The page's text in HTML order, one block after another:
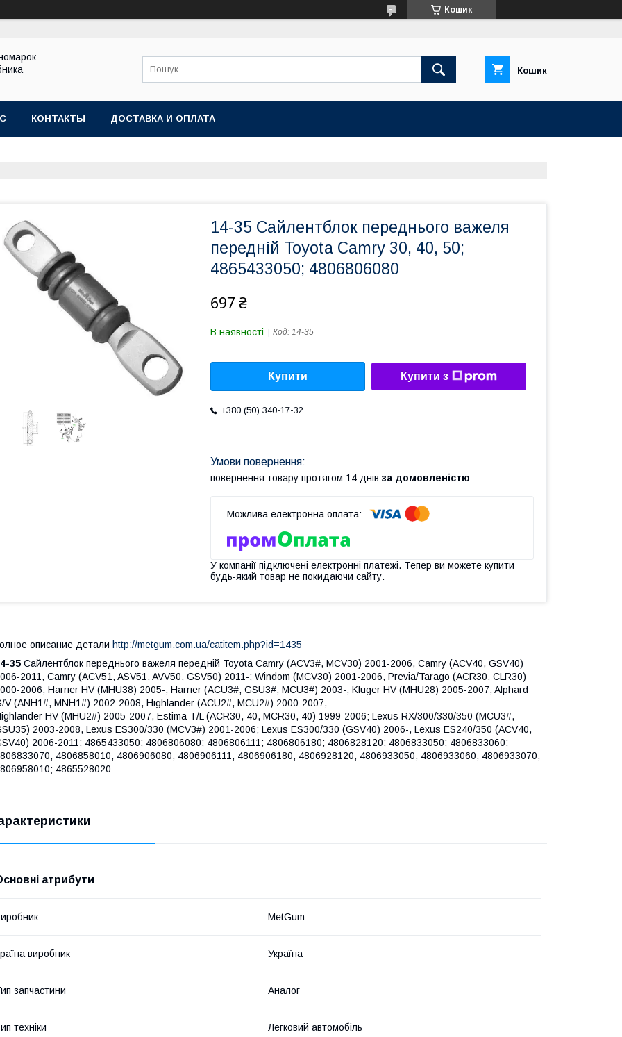
Кошик
Кошик
КОНТАКТЫ ДОСТАВКА И ОПЛАТА
14-35 Сайлентблок переднього важеля
передній Toyota Camry 30, 40, 50;
4865433050; 4806806080
697 ₴
В наявності Код: 14-35
Купити Купити з
+380 (50) 340-17-32
повернення товару протягом 14 днів за домовленістю
У компанії підключені електронні платежі. Тепер ви можете купити
будь-який товар не покидаючи сайту.
описание детали http://metgum.com.ua/catitem.php?id=1435
35 Сайлентблок переднього важеля передній Toyota Camry (ACV3#, MCV30) 2001-2006, Camry (ACV40, GSV40)
2011, Camry (ACV51, ASV51, AVV50, GSV50) 2011-; Windom (MCV30) 2001-2006, Previa/Tarago (ACR30, CLR30)
2006, Harrier HV (MHU38) 2005-, Harrier (ACU3#, GSU3#, MCU3#) 2003-, Kluger HV (MHU28) 2005-2007, Alphard
V (ANH1#, MNH1#) 2002-2008, Highlander (ACU2#, MCU2#) 2000-2007,
HV (MHU2#) 2005-2007, Estima T/L (ACR30, 40, MCR30, 40) 1999-2006; Lexus RX/300/330/350 (MCU3#,
2003-2008, Lexus ES300/330 (MCV3#) 2001-2006; Lexus ES300/330 (GSV40) 2006-, Lexus ES240/350 (ACV40,
2006-2011; 4865433050; 4806806080; 4806806111; 4806806180; 4806828120; 4806833050; 4806833060;
4806858010; 4806906080; 4806906111; 4806906180; 4806928120; 4806933050; 4806933060; 4806933070;
4865528020
атрибути
MetGum
виробник Україна
запчастини Аналог
техніки Легковий автомобіль